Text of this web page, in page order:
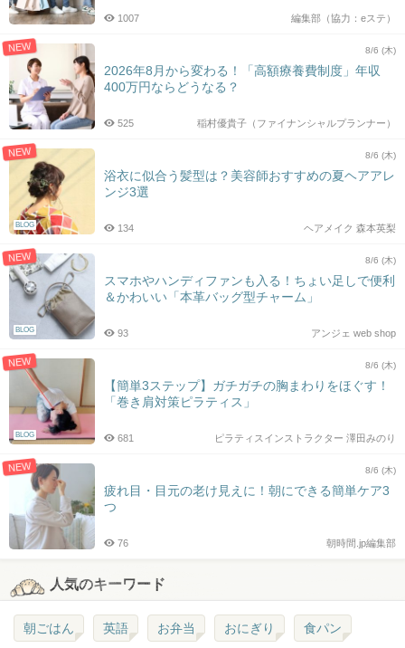
編集部（協力：eステ）
1007
NEW 8/6 (木)
2026年8月から変わる！「高額療養費制度」年収
400万円ならどうなる？
稲村優貴子（ファイナンシャルプランナー）
525
NEW
BLOG
8/6 (木)
浴衣に似合う髪型は？美容師おすすめの夏ヘアアレ
ンジ3選
ヘアメイク 森本英梨
134
NEW
BLOG
8/6 (木)
スマホやハンディファンも入る！ちょい足しで便利
＆かわいい「本革バッグ型チャーム」
アンジェ web shop
93
NEW
BLOG
8/6 (木)
【簡単3ステップ】ガチガチの胸まわりをほぐす！
「巻き肩対策ピラティス」
ピラティスインストラクター 澤田みのり
681
NEW 8/6 (木)
疲れ目・目元の老け見えに！朝にできる簡単ケア3
つ
朝時間.jp編集部
76
人気のキーワード
朝ごはん 英語 お弁当 おにぎり 食パン